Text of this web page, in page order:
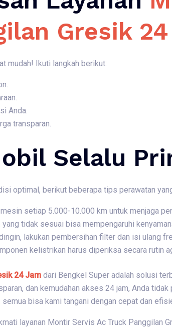
Gresik
mudah! Ikuti langkah berikut:
Anda.
transparan.
Selalu
optimal, berikut beberapa tips perawatan
setiap 5.000-10.000 km untuk menjaga
yang tidak sesuai bisa mempengaruhi
lakukan pembersihan filter dan isi ulang
kelistrikan harus diperiksa secara rutin
24 Jamdari Bengkel Super adalah solusi
dan kemudahan akses 24 jam, Anda
bisa kami tangani dengan cepat dan
layanan Montir Servis Ac Truck Panggilan